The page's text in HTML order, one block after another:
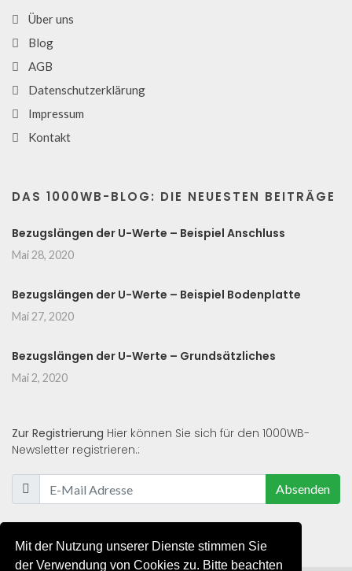
Mit der Nutzung unserer Dienste stimmen Sie
der Verwendung von Cookies zu. Bitte beachten
Über uns
Blog
AGB
Datenschutzerklärung
Impressum
Kontakt
DAS 1000WB-BLOG: DIE NEUESTEN BEITRÄGE
Bezugslängen der U-Werte – Beispiel Anschluss
Mai 28, 2020
Bezugslängen der U-Werte – Beispiel Bodenplatte
Mai 27, 2020
Bezugslängen der U-Werte – Grundsätzliches
Mai 2, 2020
Zur Registrierung Hier können Sie sich für den 1000WB-
Newsletter registrieren.:
Absenden